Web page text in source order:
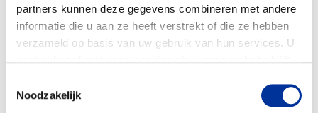
partners kunnen deze gegevens combineren met andere
informatie die u aan ze heeft verstrekt of die ze hebben
verzameld op basis van uw gebruik van hun services. U
Noodzakelijk